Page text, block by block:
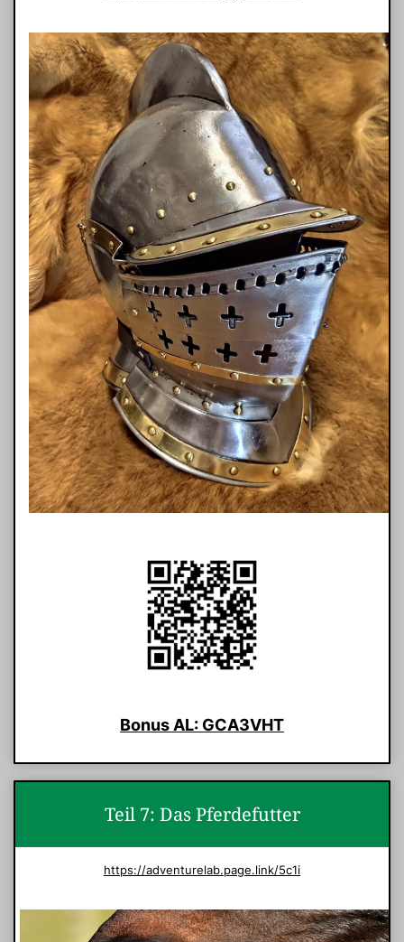
Bonus AL: GCA3VHT
Teil 7: Das Pferdefutter
https://adventurelab.page.link/5c1i